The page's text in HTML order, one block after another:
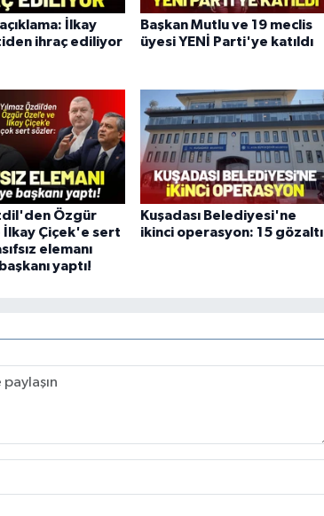
İlkay
ihraç ediliyor
Başkan Mutlu ve 19 meclis
üyesi YENİ Parti'ye katıldı
Özgür
İlkay Çiçek'e sert
elemanı
yaptı!
Kuşadası Belediyesi'ne
ikinci operasyon: 15 gözaltı